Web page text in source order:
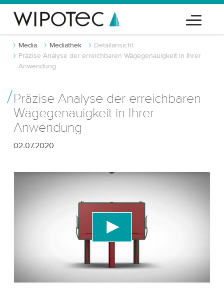
Media Mediathek
Detailansicht
Präzise Analyse der erreichbaren Wägegenauigkeit in Ihrer
Anwendung
Präzise Analyse der erreichbaren
Wägegenauigkeit in Ihrer
Anwendung
02.07.2020
YouTube-Videodienst zu laden!
Wir verwenden einen Drittanbieterdienst, um
Videoinhalte einzubetten, der Daten über Ihre
Aktivitäten sammeln kann. Bitte überprüfen Sie
dieses Video anzusehen.